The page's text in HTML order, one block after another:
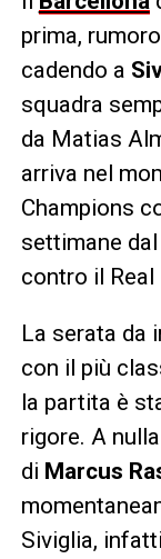
prima,
cadendo a
squadra
da Matias
arriva nel
Champions
settimane
contro il
La serata da
con il più
la partita è
rigore. A
di Marcus
Siviglia,